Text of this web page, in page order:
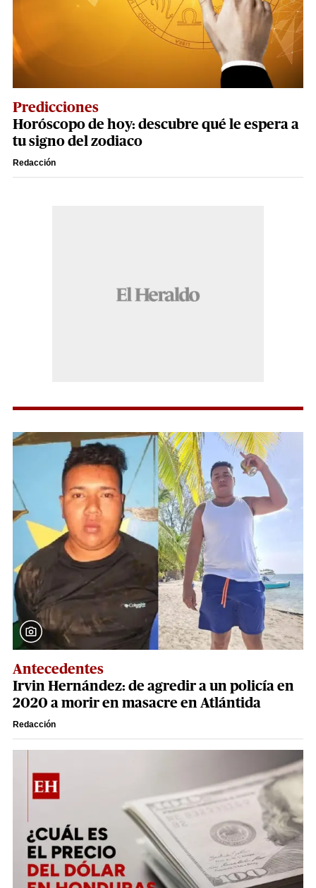
Predicciones
Horóscopo de hoy: descubre qué le espera a
tu signo del zodiaco
Redacción
Antecedentes
Irvin Hernández: de agredir a un policía en
2020 a morir en masacre en Atlántida
Redacción